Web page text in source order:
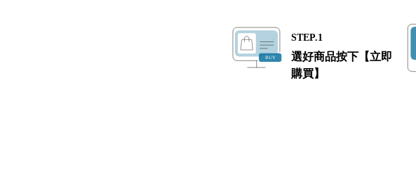
STEP.1
選好商品按下【立即
購買】